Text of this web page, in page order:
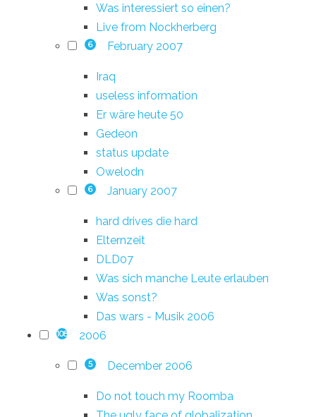
Was interessiert so einen?
Live from Nockherberg
6 February 2007
Iraq
useless information
Er wäre heute 50
Gedeon
status update
Owelodn
6 January 2007
hard drives die hard
Elternzeit
DLD07
Was sich manche Leute erlauben
Was sonst?
Das wars - Musik 2006
108 2006
5 December 2006
Do not touch my Roomba